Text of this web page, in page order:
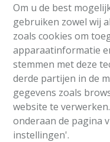
Om u de best
gebruiken zowel wij
zoals cookies om
apparaatinformatie
stemmen met deze
derde partijen in de
gegevens zoals
website te
onderaan de pagina
instellingen'.